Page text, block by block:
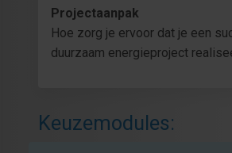
Projectaanpak
Hoe zorg je ervoor dat je een
duurzaam energieproject
Keuzemodules: